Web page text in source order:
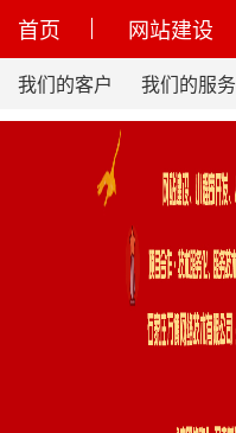
首页 网站建设
我们的客户 我们的服务